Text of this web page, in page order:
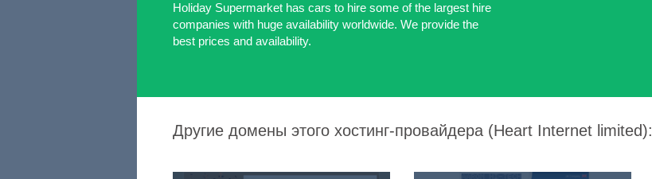
Holiday Supermarket has cars to hire some of the largest hire
companies with huge availability worldwide. We provide the
best prices and availability.
Другие домены этого хостинг-провайдера (Heart Internet limited):